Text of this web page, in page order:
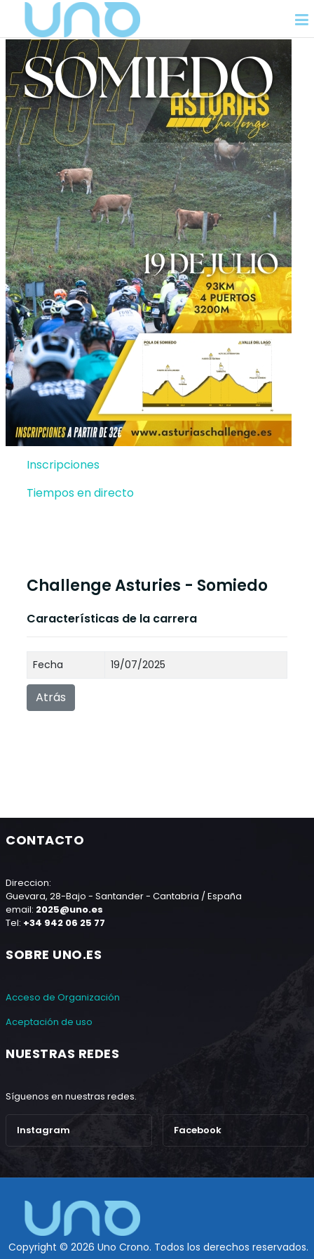
Inscripciones
Tiempos en directo
Challenge Asturies - Somiedo
Características de la carrera
Fecha 19/07/2025
Atrás
CONTACTO
Direccion:
Guevara, 28-Bajo - Santander - Cantabria / España
email: 2025@uno.es
Tel: +34 942 06 25 77
SOBRE UNO.ES
Acceso de Organización
Aceptación de uso
NUESTRAS REDES
Síguenos en nuestras redes.
Instagram Facebook
Copyright © 2026 Uno Crono. Todos los derechos reservados.